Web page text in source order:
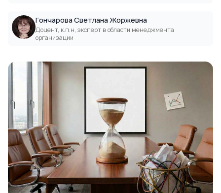
Гончарова Светлана Жоржевна
Доцент, к.п.н, эксперт в области менеджмента
организации